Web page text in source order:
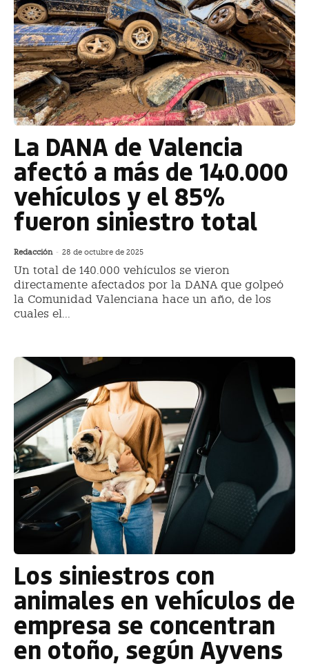
La DANA de Valencia
afectó a más de 140.000
vehículos y el 85%
fueron siniestro total
Redacción - 28 de octubre de 2025
Un total de 140.000 vehículos se vieron
directamente afectados por la DANA que golpeó
la Comunidad Valenciana hace un año, de los
cuales el...
Los siniestros con
animales en vehículos de
empresa se concentran
en otoño, según Ayvens